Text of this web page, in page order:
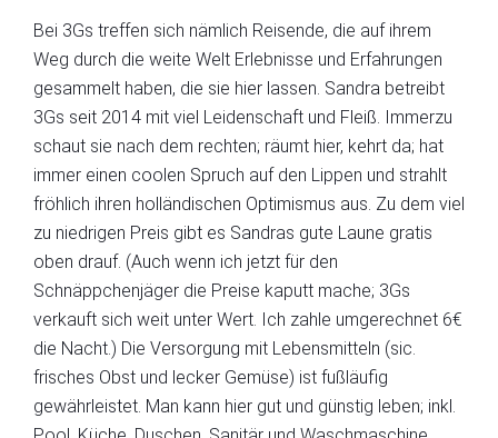
Bei 3Gs treffen sich nämlich Reisende, die auf ihrem
Weg durch die weite Welt Erlebnisse und Erfahrungen
gesammelt haben, die sie hier lassen. Sandra betreibt
3Gs seit 2014 mit viel Leidenschaft und Fleiß. Immerzu
schaut sie nach dem rechten; räumt hier, kehrt da; hat
immer einen coolen Spruch auf den Lippen und strahlt
fröhlich ihren holländischen Optimismus aus. Zu dem viel
zu niedrigen Preis gibt es Sandras gute Laune gratis
oben drauf. (Auch wenn ich jetzt für den
Schnäppchenjäger die Preise kaputt mache; 3Gs
verkauft sich weit unter Wert. Ich zahle umgerechnet 6€
die Nacht.) Die Versorgung mit Lebensmitteln (sic.
frisches Obst und lecker Gemüse) ist fußläufig
gewährleistet. Man kann hier gut und günstig leben; inkl.